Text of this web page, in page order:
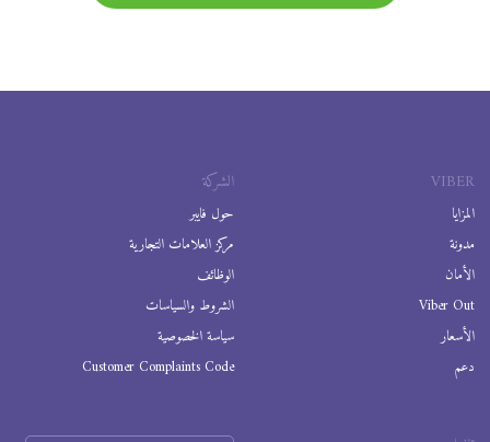
VIBER
المزايا
مدونة
الأمان
Viber Out
الأسعار
دعم
الشركة
حول فايبر
مركز العلامات التجارية
الوظائف
الشروط والسياسات
سياسة الخصوصية
Customer Complaints Code